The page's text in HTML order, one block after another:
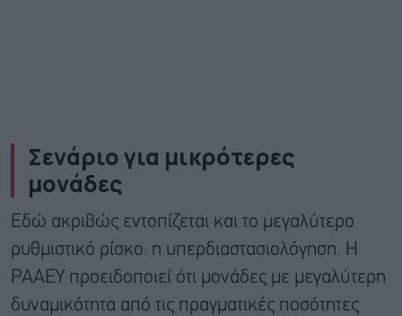
Σενάριο για μικρότερες
μονάδες
Εδώ ακριβώς εντοπίζεται και το μεγαλύτερο
ρυθμιστικό ρίσκο: η υπερδιαστασιολόγηση. Η
ΡΑΑΕΥ προειδοποιεί ότι μονάδες με μεγαλύτερη
δυναμικότητα από τις πραγματικές ποσότητες